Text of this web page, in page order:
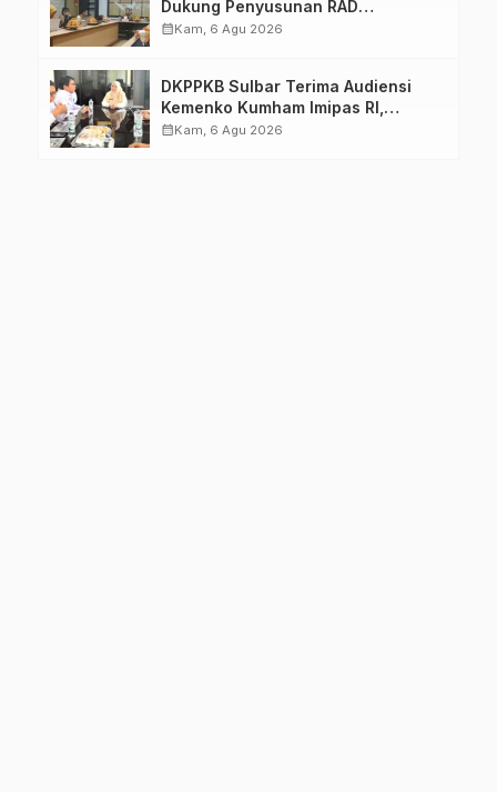
Dukung Penyusunan RAD
TPB/SDGs Sulawesi Barat
calendar_monthKam, 6 Agu 2026
DKPPKB Sulbar Terima Audiensi
Kemenko Kumham Imipas RI,
Perkuat Pelayanan Kesehatan bagi
calendar_monthKam, 6 Agu 2026